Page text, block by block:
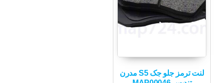
لنت ترمز جلو جک S5 مدرن